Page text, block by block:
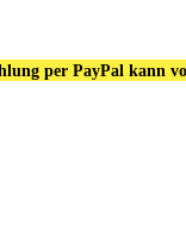
per PayPal kann